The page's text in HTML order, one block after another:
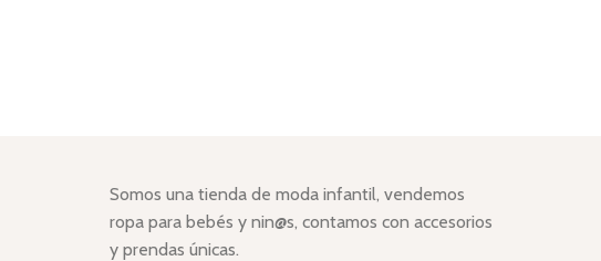
Somos una tienda de moda infantil, vendemos
ropa para bebés y nin@s, contamos con accesorios
y prendas únicas.